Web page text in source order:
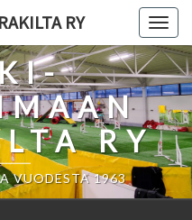
RY
RY
VUODESTA 1963